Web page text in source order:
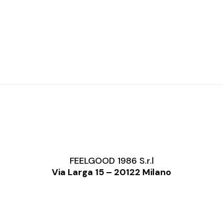
FEELGOOD 1986 S.r.l
Via Larga 15 – 20122 Milano